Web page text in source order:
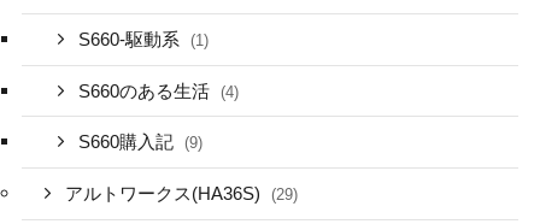
S660-駆動系 (1)
S660のある生活 (4)
S660購入記 (9)
アルトワークス(HA36S) (29)